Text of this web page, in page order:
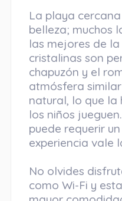
La playa
belleza; muchos
las mejores de la
cristalinas son
chapuzón y el
atmósfera
natural, lo que la
los niños
puede requerir
experiencia vale
No olvides
como Wi-Fi y